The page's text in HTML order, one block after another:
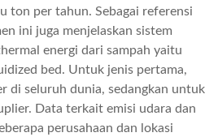
ton per tahun. Sebagai referensi
ini juga menjelaskan sistem
energi dari sampah yaitu
bed. Untuk jenis pertama,
di seluruh dunia, sedangkan untuk
Data terkait emisi udara dan
perusahaan dan lokasi